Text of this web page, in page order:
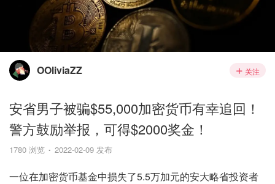
OOliviaZZ 关注
安省男子被骗$55,000加密货币有幸追回！
警方鼓励举报，可得$2000奖金！
1780 浏览 2022-02-09 发布
一位在加密货币基金中损失了5.5万加元的安大略省投资者